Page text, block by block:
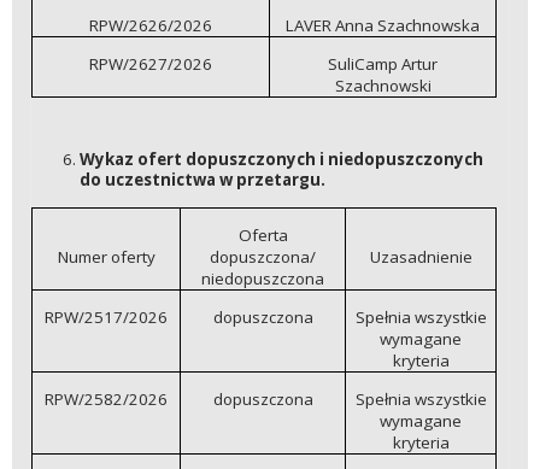
RPW/2626/2026
LAVER Anna Szachnowska
RPW/2627/2026
SuliCamp Artur
Szachnowski
Wykaz ofert dopuszczonych i niedopuszczonych
do uczestnictwa w przetargu.
Numer oferty
Oferta
dopuszczona/
niedopuszczona
Uzasadnienie
RPW/2517/2026 dopuszczona
Spełnia wszystkie
wymagane
kryteria
RPW/2582/2026
dopuszczona
Spełnia wszystkie
wymagane
kryteria